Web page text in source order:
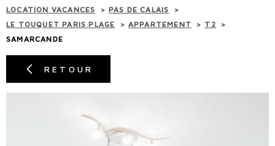
LOCATION VACANCES
PAS DE CALAIS
LE TOUQUET PARIS PLAGE
APPARTEMENT
T2
SAMARCANDE
RETOUR
TYPE
DE
BIEN
RECHERCHER